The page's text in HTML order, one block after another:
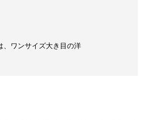
ワンサイズ大き目の洋